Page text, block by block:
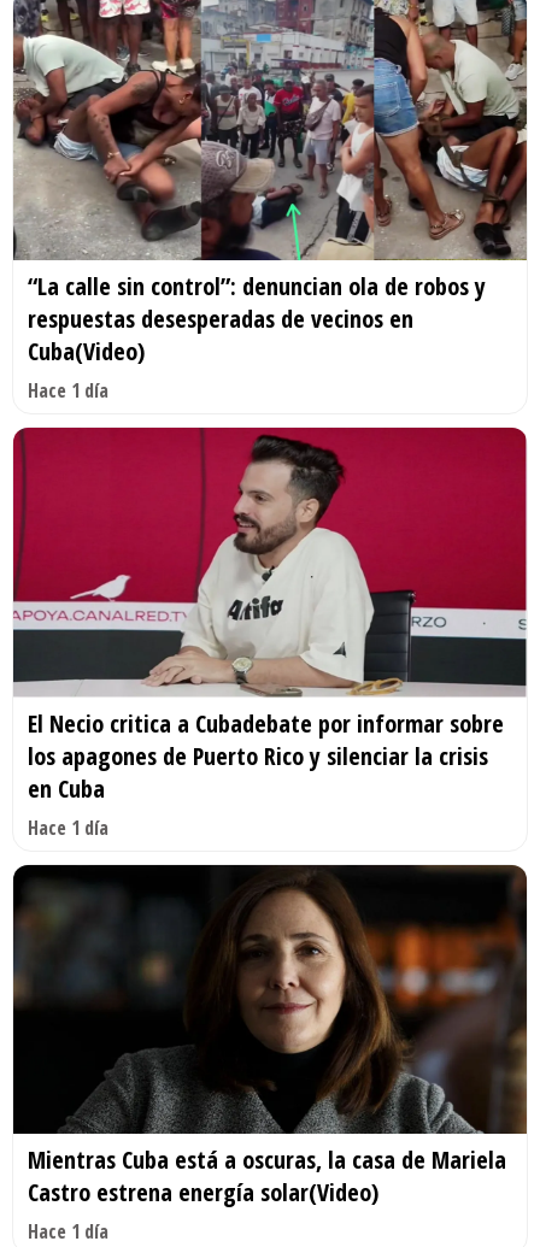
“La calle sin control”: denuncian ola de robos y
respuestas desesperadas de vecinos en
Cuba(Video)
Hace 1 día
El Necio critica a Cubadebate por informar sobre
los apagones de Puerto Rico y silenciar la crisis
en Cuba
Hace 1 día
Mientras Cuba está a oscuras, la casa de Mariela
Castro estrena energía solar(Video)
Hace 1 día